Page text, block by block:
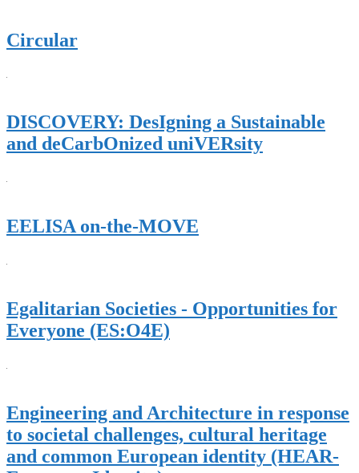
Circular
DISCOVERY: DesIgning a Sustainable
and deCarbOnized uniVERsity
EELISA on-the-MOVE​
Egalitarian Societies - Opportunities for
Everyone (ES:O4E)
Engineering and Architecture in response
to societal challenges, cultural heritage
and common European identity (HEAR-